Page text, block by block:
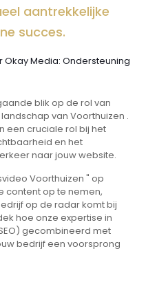
aantrekkelijke
succes.
Media: Ondersteuning
blik op de rol van
van Voorthuizen .
een cruciale rol bij het
en het
naar jouw website.
Voorthuizen " op
content op te nemen,
op de radar komt bij
hoe onze expertise in
gecombineerd met
bedrijf een voorsprong